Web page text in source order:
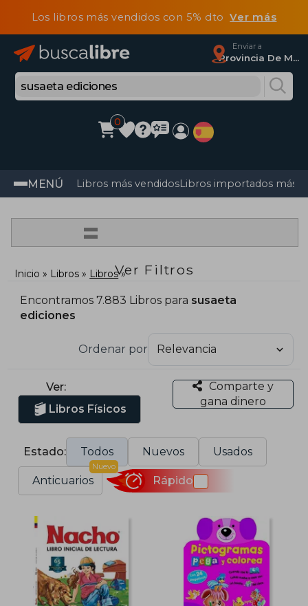
Los libros más vendidos con 5% dtoVer más
Enviar a
Provincia De Madrid
0
MENÚ Libros más vendidosLibros importados más
=
Ver Filtros
Inicio Libros Libros
Encontramos 7.883 Libros para susaeta
ediciones
Ordenar por
Ver:
Libros Físicos
Comparte y
gana dinero
Estado: Todos Nuevos Usados
Anticuarios
Nuevo
Rápido